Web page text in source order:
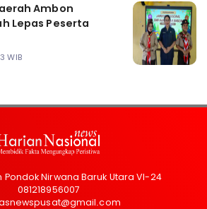
Ambon
Lepas Peserta
WIB
Pondok Nirwana Baruk Utara VI-24
081218956007